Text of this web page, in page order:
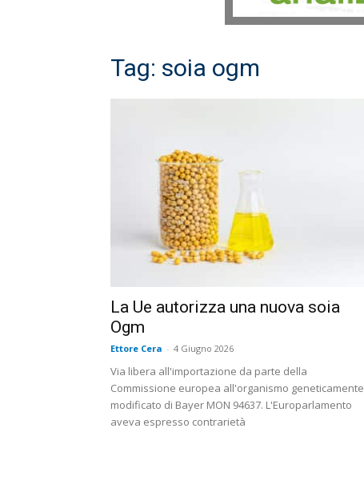
Tag: soia ogm
La Ue autorizza una nuova soia
Ogm
Ettore Cera - 4 Giugno 2026
Via libera all'importazione da parte della
Commissione europea all'organismo geneticamente
modificato di Bayer MON 94637. L'Europarlamento
aveva espresso contrarietà